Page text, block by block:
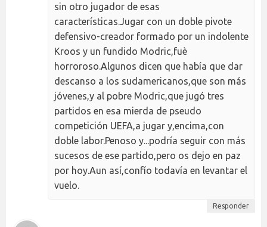
sin otro jugador de esas
características.Jugar con un doble pivote
defensivo-creador formado por un indolente
Kroos y un fundido Modric,fuè
horroroso.Algunos dicen que había que dar
descanso a los sudamericanos,que son más
jóvenes,y al pobre Modric,que jugó tres
partidos en esa mierda de pseudo
competición UEFA,a jugar y,encima,con
doble labor.Penoso y...podría seguir con más
sucesos de ese partido,pero os dejo en paz
por hoy.Aun así,confío todavía en levantar el
vuelo.
Responder